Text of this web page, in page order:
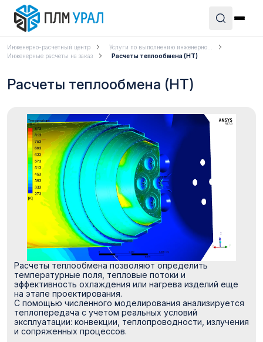
Инженерно-расчетный центр
Услуги по выполнению инженерно...
Инженерные расчеты на заказ
Расчеты теплообмена (HT)
Расчеты теплообмена (HT)
Расчеты теплообмена позволяют определить
температурные поля, тепловые потоки и
эффективность охлаждения или нагрева изделий еще
на этапе проектирования.
С помощью численного моделирования анализируется
теплопередача с учетом реальных условий
эксплуатации: конвекции, теплопроводности, излучения
и сопряженных процессов.